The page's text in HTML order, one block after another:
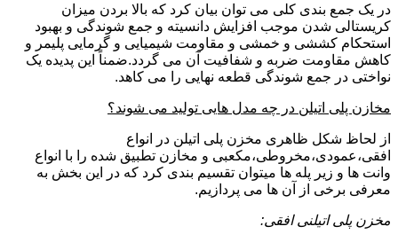
در یک جمع بندی کلی می توان بیان کرد که بالا بردن میزان
کریستالی شدن موجب افزایش دانسیته و جمع شوندگی و بهبود
استحکام کششی و خمشی و مقاومت شیمیایی و گرمایی پلیمر و
کاهش مقاومت ضربه و شفافیت آن می گردد.ضمناً این پدیده یک
نواختی در جمع شوندگی قطعه نهایی را می کاهد.
مخازن پلی اتیلن در چه مدل هایی تولید می شوند؟
از لحاظ شکل ظاهری مخزن پلی اتیلن در انواع
افقی،عمودی،مخروطی،مکعبی و مخازن تطبیق شده را با انواع
وانت ها و زیر پله ها میتوان تقسیم بندی کرد که در این بخش به
معرفی برخی از آن ها می پردازیم.
مخزن پلی اتیلنی افقی: